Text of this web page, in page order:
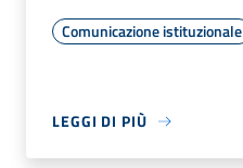
Comunicazione istituzionale
LEGGI DI PIÙ